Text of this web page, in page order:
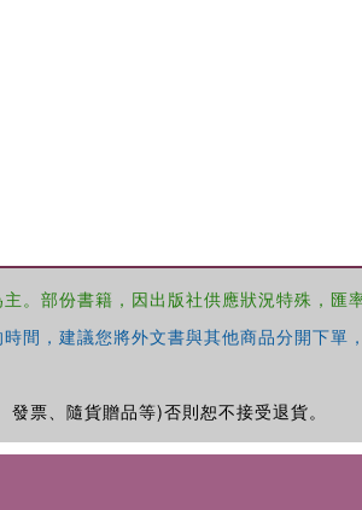
部份書籍，因出版社供應狀況特殊，匯
，建議您將外文書與其他商品分開下單
票、隨貨贈品等)否則恕不接受退貨。